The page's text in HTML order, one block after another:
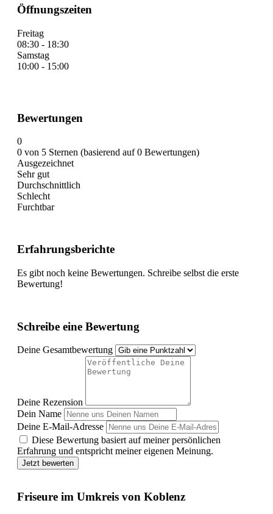
Öffnungszeiten
Freitag
08:30 - 18:30
Samstag
10:00 - 15:00
Bewertungen
0
0 von 5 Sternen (basierend auf 0 Bewertungen)
Ausgezeichnet
Sehr gut
Durchschnittlich
Schlecht
Furchtbar
Erfahrungsberichte
Es gibt noch keine Bewertungen. Schreibe selbst die erste
Bewertung!
Schreibe eine Bewertung
Deine Gesamtbewertung
Deine Rezension
Dein Name
Deine E-Mail-Adresse
Diese Bewertung basiert auf meiner persönlichen
Erfahrung und entspricht meiner eigenen Meinung.
Jetzt bewerten
Friseure im Umkreis von Koblenz